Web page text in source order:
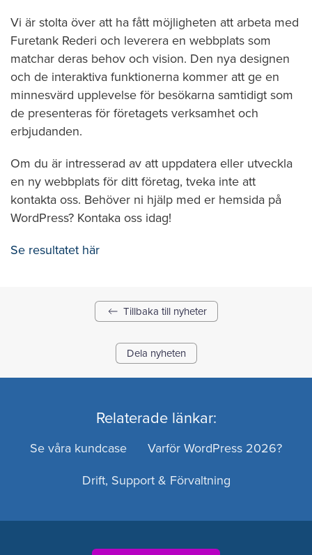
Vi är stolta över att ha fått möjligheten att arbeta med
Furetank Rederi och leverera en webbplats som
matchar deras behov och vision. Den nya designen
och de interaktiva funktionerna kommer att ge en
minnesvärd upplevelse för besökarna samtidigt som
de presenteras för företagets verksamhet och
erbjudanden.
Om du är intresserad av att uppdatera eller utveckla
en ny webbplats för ditt företag, tveka inte att
kontakta oss. Behöver ni hjälp med er hemsida på
WordPress? Kontaka oss idag!
Se resultatet här
Tillbaka till nyheter
Dela nyheten
Relaterade länkar:
Se våra kundcase
Varför WordPress 2026?
Drift, Support & Förvaltning